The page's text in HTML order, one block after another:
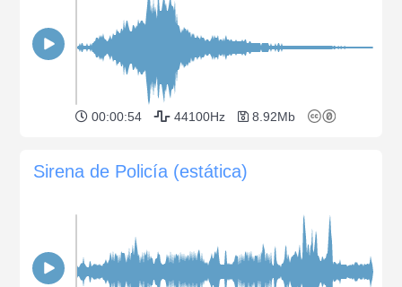
00:00:54 44100Hz 8.92Mb
Sirena de Policía (estática)